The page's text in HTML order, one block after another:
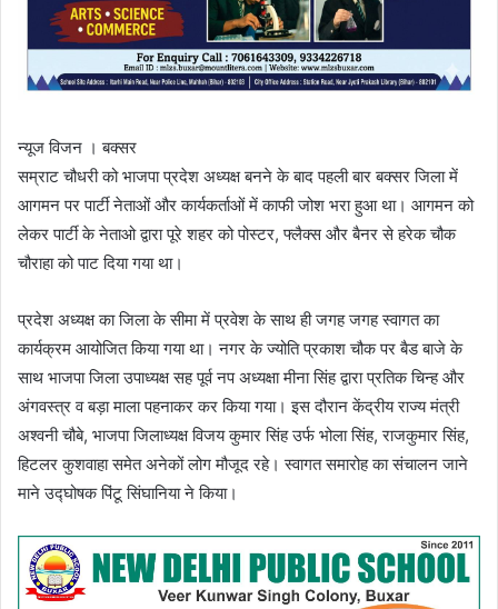
न्यूज विजन । बक्सर
सम्राट चौधरी को भाजपा प्रदेश अध्यक्ष बनने के बाद पहली बार बक्सर जिला में
आगमन पर पार्टी नेताओं और कार्यकर्ताओं में काफी जोश भरा हुआ था। आगमन को
लेकर पार्टी के नेताओ द्वारा पूरे शहर को पोस्टर, फ्लैक्स और बैनर से हरेक चौक
चौराहा को पाट दिया गया था।
प्रदेश अध्यक्ष का जिला के सीमा में प्रवेश के साथ ही जगह जगह स्वागत का
कार्यक्रम आयोजित किया गया था। नगर के ज्योति प्रकाश चौक पर बैड बाजे के
साथ भाजपा जिला उपाध्यक्ष सह पूर्व नप अध्यक्षा मीना सिंह द्वारा प्रतिक चिन्ह और
अंगवस्त्र व बड़ा माला पहनाकर कर किया गया। इस दौरान केंद्रीय राज्य मंत्री
अश्वनी चौबे, भाजपा जिलाध्यक्ष विजय कुमार सिंह उर्फ भोला सिंह, राजकुमार सिंह,
हिटलर कुशवाहा समेत अनेकों लोग मौजूद रहे। स्वागत समारोह का संचालन जाने
माने उद्घोषक पिंटू सिंघानिया ने किया।